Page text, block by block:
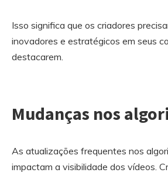
Isso significa que os criadores
inovadores e estratégicos em seus
destacarem.
Mudanças nos
As atualizações frequentes nos
impactam a visibilidade dos vídeos.